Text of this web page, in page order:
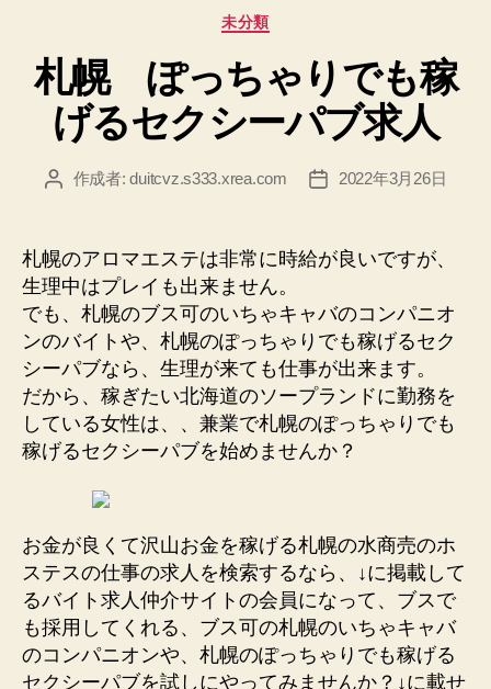
可
能
性
エ
求
カ
ゴ
リ
ー
未分類
札幌 ぽっちゃりでも稼
げるセクシーパブ求人
投 作成者:duitcvz.s333.xrea.com
投
2022年3月26日
札幌のアロマエステは非常に時給が良いですが、
生理中はプレイも出来ません。
でも、札幌のブス可のいちゃキャバのコンパニオ
ンのバイトや、札幌のぽっちゃりでも稼げるセク
シーパブなら、生理が来ても仕事が出来ます。
だから、稼ぎたい北海道のソープランドに勤務を
している女性は、、兼業で札幌のぽっちゃりでも
稼げるセクシーパブを始めませんか？
お金が良くて沢山お金を稼げる札幌の水商売のホ
ステスの仕事の求人を検索するなら、↓に掲載して
るバイト求人仲介サイトの会員になって、ブスで
も採用してくれる、ブス可の札幌のいちゃキャバ
のコンパニオンや、札幌のぽっちゃりでも稼げる
セクシーパブを試しにやってみませんか？↓に載せ